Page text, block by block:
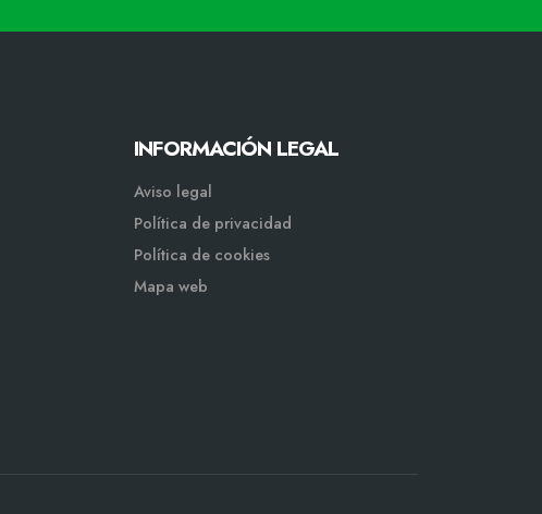
INFORMACIÓN LEGAL
Aviso legal
Política de privacidad
Política de cookies
Mapa web